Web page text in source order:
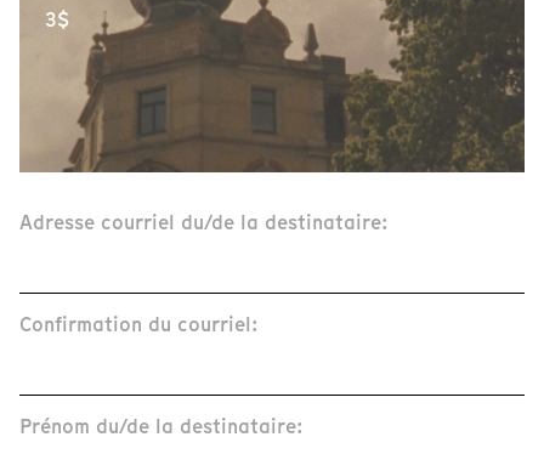
3$
Adresse courriel du/de la destinataire:
Confirmation du courriel:
Prénom du/de la destinataire: